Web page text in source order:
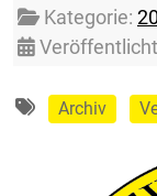
Kategorie:
Archiv